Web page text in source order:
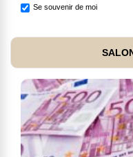
Se souvenir de moi